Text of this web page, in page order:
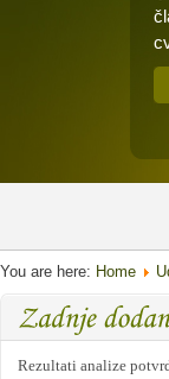
You are here: Home
Rezultati analize